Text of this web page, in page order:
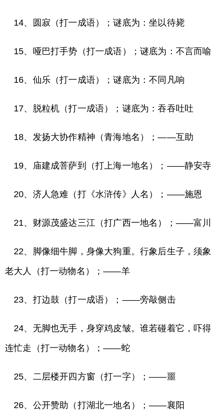
14、圆寂（打一成语）；谜底为：坐以待毙
15、哑巴打手势（打一成语）；谜底为：不言而喻
16、仙乐（打一成语）；谜底为：不同凡响
17、脱粒机（打一成语）；谜底为：吞吞吐吐
18、发扬大协作精神（青海地名）；——互助
19、庙建成菩萨到（打上海一地名）；——静安寺
20、济人急难（打《水浒传》人名）；——施恩
21、财源茂盛达三江（打广西一地名）；——富川
22、脚像细牛脚，身像大狗重。行象后生子，须象
老大人（打一动物名）；——羊
23、打边鼓（打一成语）；——旁敲侧击
24、无脚也无手，身穿鸡皮皱。谁若碰着它，吓得
连忙走（打一动物名）；——蛇
25、二层楼开四方窗（打一字）；——噩
26、公开赞助（打湖北一地名）；——襄阳